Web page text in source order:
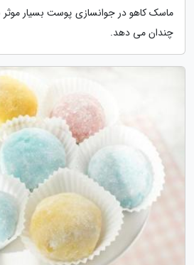
ماسک کاهو در جوانسازی پوست بسیار موثر
چندان می دهد.